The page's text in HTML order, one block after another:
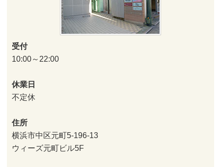
受付
10:00～22:00
休業日
不定休
住所
横浜市中区元町5-196-13
ウィーズ元町ビル5F